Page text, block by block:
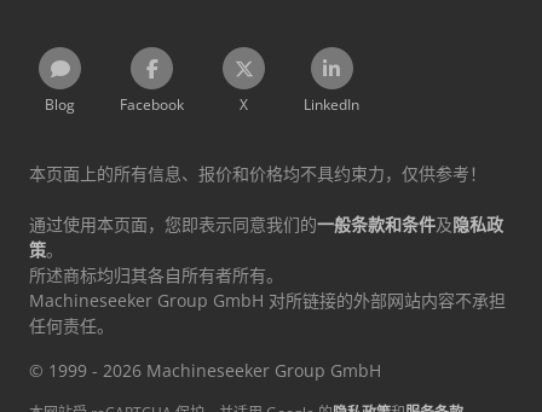
Blog Facebook X LinkedIn
本页面上的所有信息、报价和价格均不具约束力，仅供参考！
通过使用本页面，您即表示同意我们的一般条款和条件及隐私政
策。
所述商标均归其各自所有者所有。
Machineseeker Group GmbH 对所链接的外部网站内容不承担
任何责任。
© 1999 - 2026 Machineseeker Group GmbH